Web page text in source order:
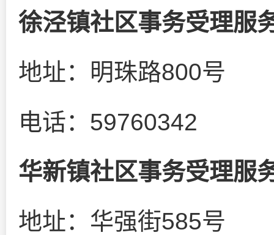
徐泾镇社区事务受理服
地址：明珠路800号
电话：59760342
华新镇社区事务受理服
地址：华强街585号